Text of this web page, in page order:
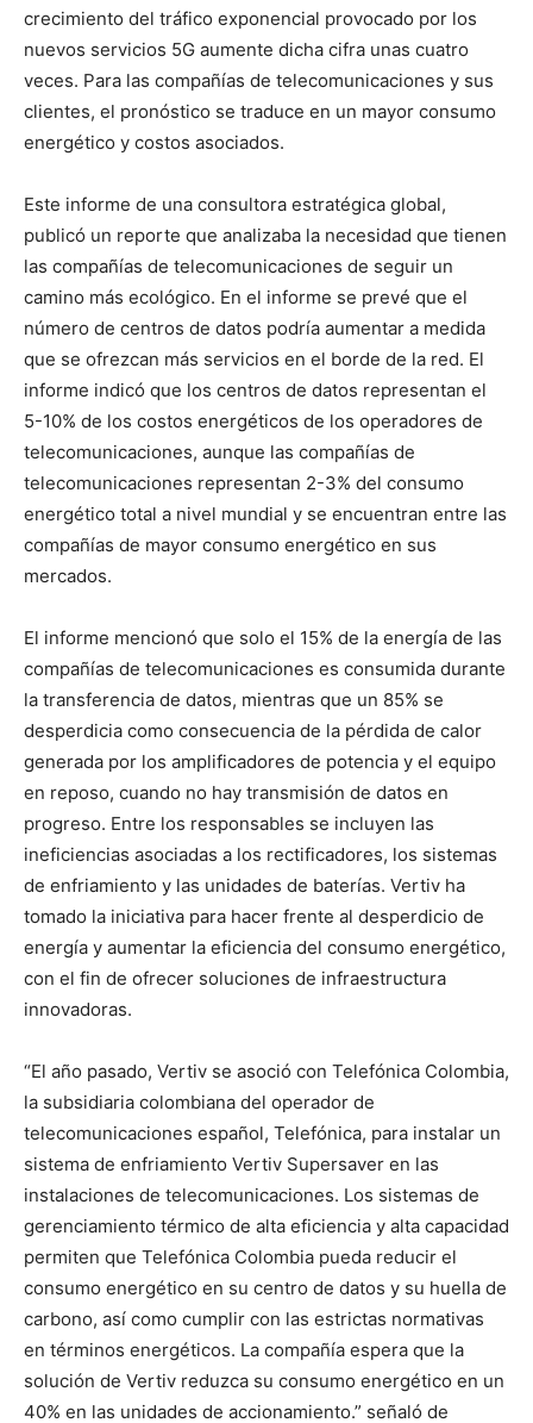
crecimiento del tráfico exponencial provocado por los
nuevos servicios 5G aumente dicha cifra unas cuatro
veces. Para las compañías de telecomunicaciones y sus
clientes, el pronóstico se traduce en un mayor consumo
energético y costos asociados.
Este informe de una consultora estratégica global,
publicó un reporte que analizaba la necesidad que tienen
las compañías de telecomunicaciones de seguir un
camino más ecológico. En el informe se prevé que el
número de centros de datos podría aumentar a medida
que se ofrezcan más servicios en el borde de la red. El
informe indicó que los centros de datos representan el
5-10% de los costos energéticos de los operadores de
telecomunicaciones, aunque las compañías de
telecomunicaciones representan 2-3% del consumo
energético total a nivel mundial y se encuentran entre las
compañías de mayor consumo energético en sus
mercados.
El informe mencionó que solo el 15% de la energía de las
compañías de telecomunicaciones es consumida durante
la transferencia de datos, mientras que un 85% se
desperdicia como consecuencia de la pérdida de calor
generada por los amplificadores de potencia y el equipo
en reposo, cuando no hay transmisión de datos en
progreso. Entre los responsables se incluyen las
ineficiencias asociadas a los rectificadores, los sistemas
de enfriamiento y las unidades de baterías. Vertiv ha
tomado la iniciativa para hacer frente al desperdicio de
energía y aumentar la eficiencia del consumo energético,
con el fin de ofrecer soluciones de infraestructura
innovadoras.
“El año pasado, Vertiv se asoció con Telefónica Colombia,
la subsidiaria colombiana del operador de
telecomunicaciones español, Telefónica, para instalar un
sistema de enfriamiento Vertiv Supersaver en las
instalaciones de telecomunicaciones. Los sistemas de
gerenciamiento térmico de alta eficiencia y alta capacidad
permiten que Telefónica Colombia pueda reducir el
consumo energético en su centro de datos y su huella de
carbono, así como cumplir con las estrictas normativas
en términos energéticos. La compañía espera que la
solución de Vertiv reduzca su consumo energético en un
40% en las unidades de accionamiento.” señaló de